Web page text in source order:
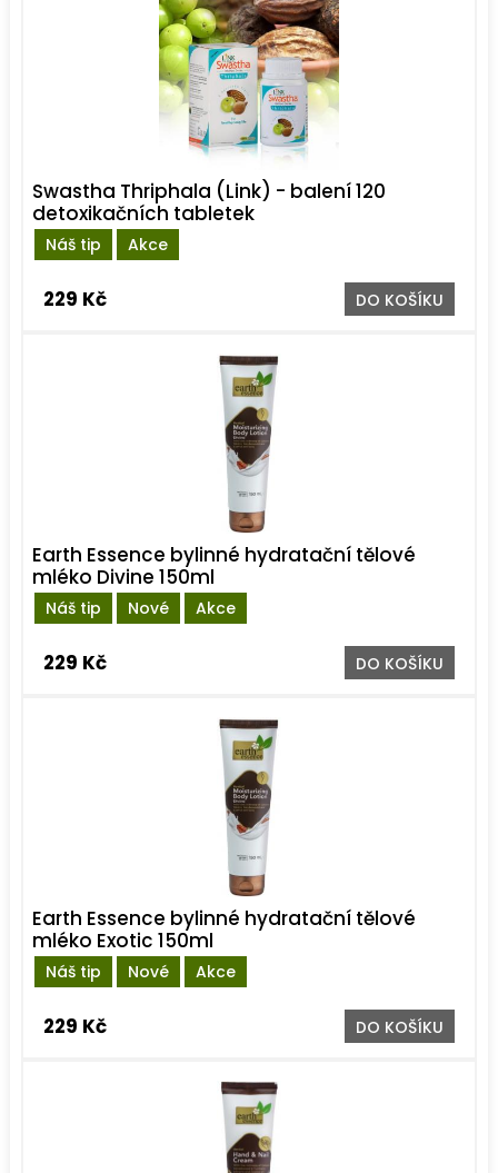
Náš tip Akce
Swastha Thriphala (Link) - balení 120
detoxikačních tabletek
229 Kč DO KOŠÍKU
Náš tip Nové Akce
Earth Essence bylinné hydratační tělové
mléko Divine 150ml
229 Kč DO KOŠÍKU
Náš tip Nové Akce
Earth Essence bylinné hydratační tělové
mléko Exotic 150ml
229 Kč DO KOŠÍKU